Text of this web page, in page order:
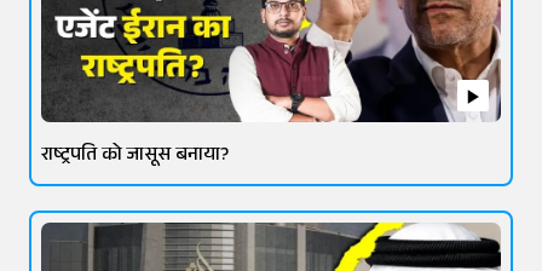
राष्ट्रपति को जासूस बनाया?